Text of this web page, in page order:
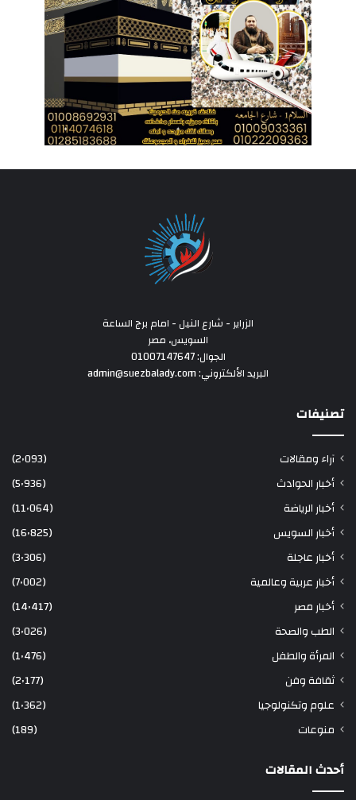
الزراير - شارع النيل - امام برج الساعة
السويس، مصر
الجوال: 01007147647
البريد الألكتروني: admin@suezbalady.com
تصنيفات
آراء ومقالات
(2٬093)
أخبار الحوادث
(5٬936)
أخبار الرياضة
(11٬064)
أخبار السويس
(16٬825)
أخبار عاجلة
(3٬306)
أخبار عربية وعالمية
(7٬002)
أخبار مصر
(14٬417)
الطب والصحة
(3٬026)
المرأة والطفل
(1٬476)
ثقافة وفن
(2٬177)
علوم وتكنولوجيا
(1٬362)
منوعات
(189)
أحدث المقالات